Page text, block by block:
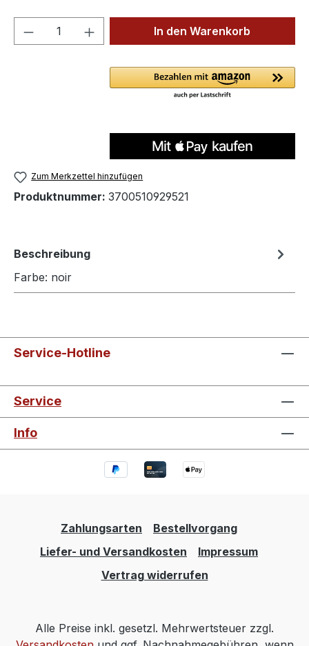
Produkt Anzahl: Gib denIn den Warenkorb
Zum Merkzettel hinzufügen
Produktnummer: 3700510929521
Beschreibung
Farbe: noir
Service-Hotline
Service
Info
Zahlungsarten
Bestellvorgang
Liefer- und Versandkosten
Impressum
Vertrag widerrufen
Alle Preise inkl. gesetzl. Mehrwertsteuer zzgl.